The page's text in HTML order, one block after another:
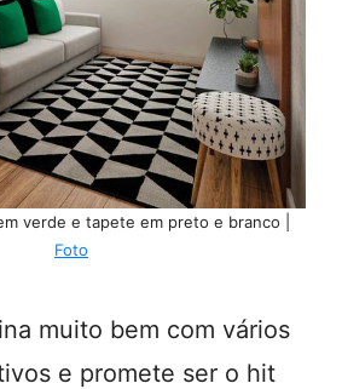
verde e tapete em preto e branco |
Foto
muito bem com vários
e promete ser o hit